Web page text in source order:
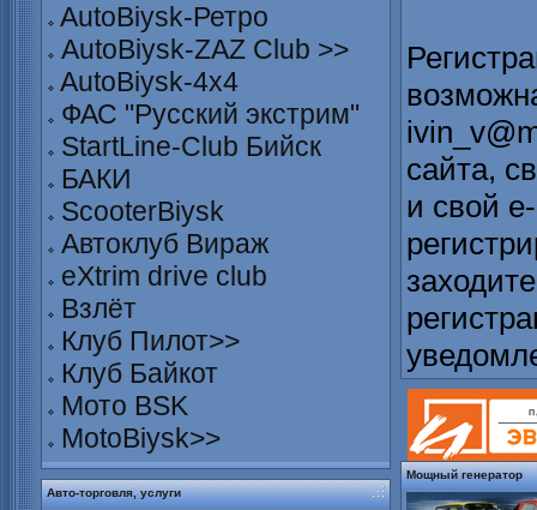
AutoBiysk-Ретро
AutoBiysk-ZAZ Club >>
AutoBiysk-4x4
ФАС "Русский экстрим"
StartLine-Club Бийск
БАКИ
ScooterBiysk
Автоклуб Вираж
eXtrim drive club
Взлёт
Клуб Пилот>>
Клуб Байкот
Мото BSK
MotoBiysk>>
Авто-торговля, услуги
сайта,
и свой
Мощный генератор